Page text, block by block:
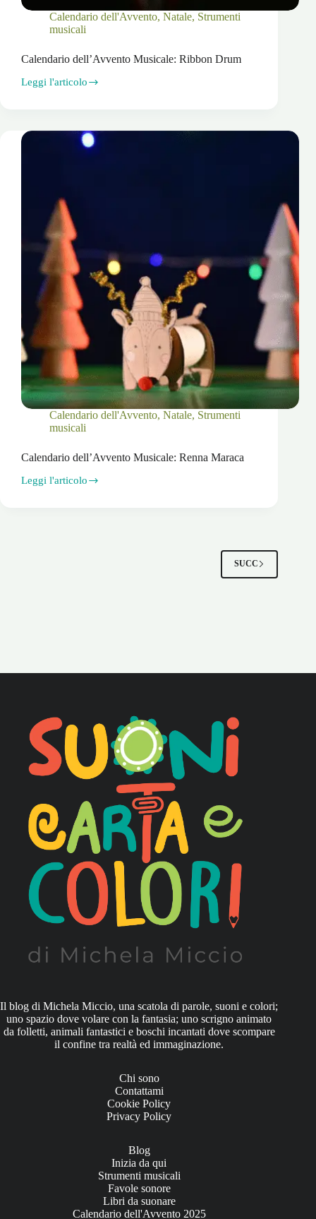
Calendario dell'Avvento, Natale, Strumenti
musicali
Calendario dell’Avvento Musicale: Ribbon Drum
Leggi l'articolo
Calendario
Drum
Calendario dell'Avvento, Natale, Strumenti
musicali
Calendario dell’Avvento Musicale: Renna Maraca
Leggi l'articolo
Calendario
SUCC
Il blog di Michela Miccio, una scatola di parole, suoni e colori;
uno spazio dove volare con la fantasia; uno scrigno animato
da folletti, animali fantastici e boschi incantati dove scompare
il confine tra realtà ed immaginazione.
Chi sono
Contattami
Cookie Policy
Privacy Policy
Blog
Inizia da qui
Strumenti musicali
Favole sonore
Libri da suonare
Calendario dell'Avvento 2025